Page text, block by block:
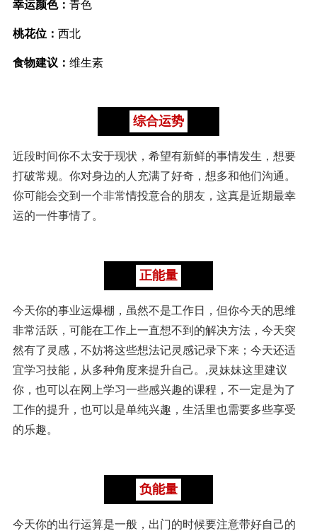
幸运颜色： 青色
桃花位： 西北
食物建议： 维生素
综合运势
近段时间你不太安于现状，希望有新鲜的事情发生，想要
打破常规。你对身边的人充满了好奇，想多和他们沟通。
你可能会交到一个非常情投意合的朋友，这真是近期最幸
运的一件事情了。
正能量
今天你的事业运爆棚，虽然不是工作日，但你今天的思维
非常活跃，可能在工作上一直想不到的解决方法，今天突
然有了灵感，不妨将这些想法记灵感记录下来；今天还适
宜学习技能，从多种角度来提升自己。,灵妹妹这里建议
你，也可以在网上学习一些感兴趣的课程，不一定是为了
工作的提升，也可以是单纯兴趣，生活里也需要多些享受
的乐趣。
负能量
今天你的出行运算是一般，出门的时候要注意带好自己的